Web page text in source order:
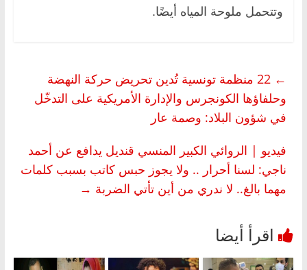
وتتحمل ملوحة المياه أيضًا.
←
‏22 منظمة تونسية تُدين تحريض حركة النهضة
وحلفاؤها الكونجرس والإدارة الأمريكية على ‏التدخّل
في شؤون البلاد: وصمة عار ‏
فيديو | الروائي الكبير المنسي قنديل يدافع عن أحمد
ناجي: لسنا أحرار .. ولا يجوز حبس كاتب بسبب كلمات
مهما بالغ.. لا ندري من أين تأتي الضربة →